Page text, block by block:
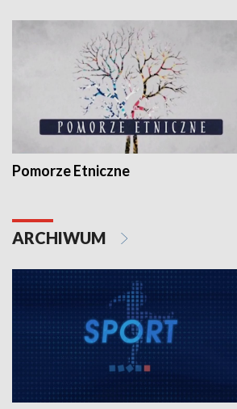
Pomorze Etniczne
ARCHIWUM